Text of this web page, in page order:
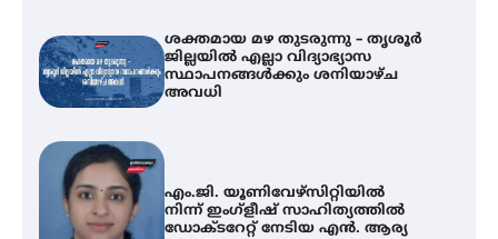
ശക്തമായ മഴ തുടരുന്നു – തൃശൂർ
ജില്ലയിൽ എല്ലാ വിദ്യാഭ്യാസ
സ്ഥാപനങ്ങൾക്കും ശനിയാഴ്ച
അവധി
എം.ജി. യൂണിവേഴ്‌സിറ്റിയിൽ
നിന്ന് ഇംഗ്ളീഷ് സാഹിത്യത്തിൽ
ഡോക്ടറേറ്റ് നേടിയ എൻ. ആര്യ